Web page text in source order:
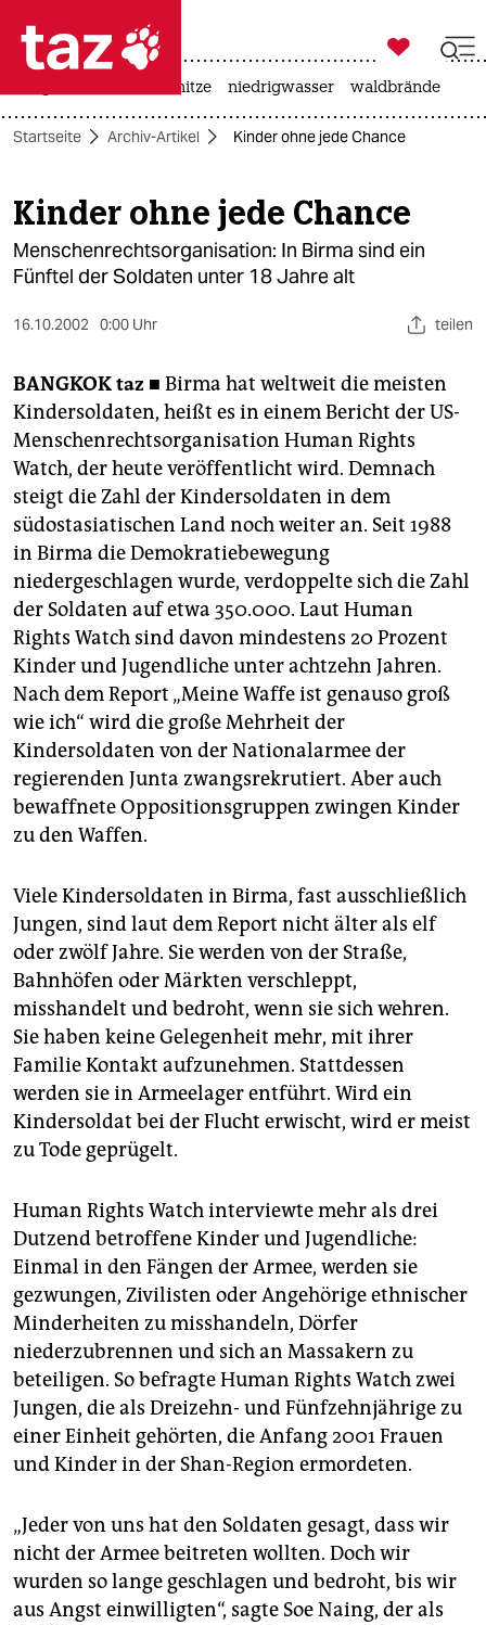
 taz zahl ich
taz zahl ich
themen
politik
kultur
sport
berlin
nord
wahrheit
verlag
verlag
veranstaltungen
shop
fragen & hilfe
unterstützen
abo
genossenschaft
epaper login

taz zahl ich
hitze niedrigwasser waldbrände
Startseite Archiv-Artikel Kinder ohne jede Chance
Kinder ohne jede Chance
Menschenrechtsorganisation: In Birma sind ein
Fünftel der Soldaten unter 18 Jahre alt
16.10.2002 0:00 Uhr teilen
BANGKOKtaz ■ Birma hat weltweit die meisten
Kindersoldaten, heißt es in einem Bericht der US-
Menschenrechtsorganisation Human Rights
Watch, der heute veröffentlicht wird. Demnach
steigt die Zahl der Kindersoldaten in dem
südostasiatischen Land noch weiter an. Seit 1988
in Birma die Demokratiebewegung
niedergeschlagen wurde, verdoppelte sich die Zahl
der Soldaten auf etwa 350.000. Laut Human
Rights Watch sind davon mindestens 20 Prozent
Kinder und Jugendliche unter achtzehn Jahren.
Nach dem Report „Meine Waffe ist genauso groß
wie ich“ wird die große Mehrheit der
Kindersoldaten von der Nationalarmee der
regierenden Junta zwangsrekrutiert. Aber auch
bewaffnete Oppositionsgruppen zwingen Kinder
zu den Waffen.
Viele Kindersoldaten in Birma, fast ausschließlich
Jungen, sind laut dem Report nicht älter als elf
oder zwölf Jahre. Sie werden von der Straße,
Bahnhöfen oder Märkten verschleppt,
misshandelt und bedroht, wenn sie sich wehren.
Sie haben keine Gelegenheit mehr, mit ihrer
Familie Kontakt aufzunehmen. Stattdessen
werden sie in Armeelager entführt. Wird ein
Kindersoldat bei der Flucht erwischt, wird er meist
zu Tode geprügelt.
Human Rights Watch interviewte mehr als drei
Dutzend betroffene Kinder und Jugendliche:
Einmal in den Fängen der Armee, werden sie
gezwungen, Zivilisten oder Angehörige ethnischer
Minderheiten zu misshandeln, Dörfer
niederzubrennen und sich an Massakern zu
beteiligen. So befragte Human Rights Watch zwei
Jungen, die als Dreizehn- und Fünfzehnjährige zu
einer Einheit gehörten, die Anfang 2001 Frauen
und Kinder in der Shan-Region ermordeten.
„Jeder von uns hat den Soldaten gesagt, dass wir
nicht der Armee beitreten wollten. Doch wir
wurden so lange geschlagen und bedroht, bis wir
aus Angst einwilligten“, sagte Soe Naing, der als